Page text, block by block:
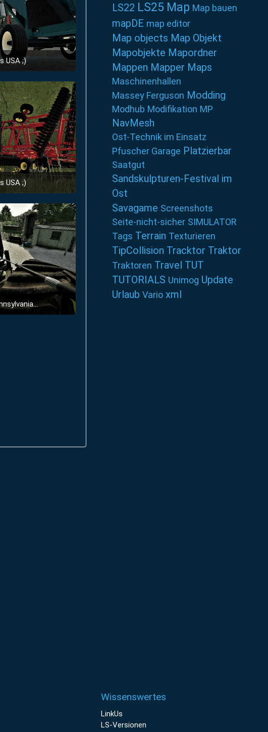
USA ;)
2022 um 13:22
1
USA ;)
2022 um 13:22
1
um 15:34
LS22 LS25 Map Map bauen
mapDE map editor
Map objects Map Objekt
Mapobjekte Mapordner
Mappen Mapper Maps
Maschinenhallen
Massey Ferguson Modding
Modhub Modifikation MP
NavMesh
Ost-Technik im Einsatz
Pfuscher Garage Platzierbar
Saatgut
Sandskulpturen-Festival im
Ost
Savagame Screenshots
Seite-nicht-sicher SIMULATOR
Tags Terrain Texturieren
TipCollision Tracktor Traktor
Traktoren Travel TUT
TUTORIALS Unimog Update
Urlaub Vario xml
Wissenswertes
LinkUs
LS-Versionen